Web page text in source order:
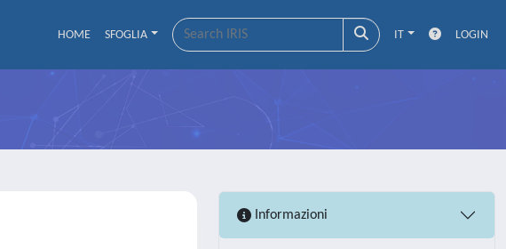
HOME SFOGLIA IT LOGIN
Informazioni